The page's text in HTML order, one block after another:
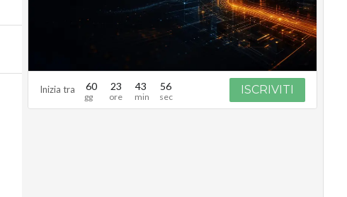
Inizia tra 60 23 43 55 ISCRIVITI